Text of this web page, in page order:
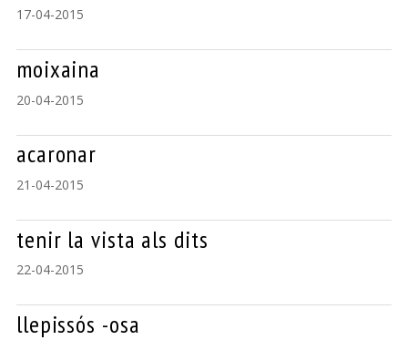
17-04-2015
moixaina
20-04-2015
acaronar
21-04-2015
tenir la vista als dits
22-04-2015
llepissós -osa